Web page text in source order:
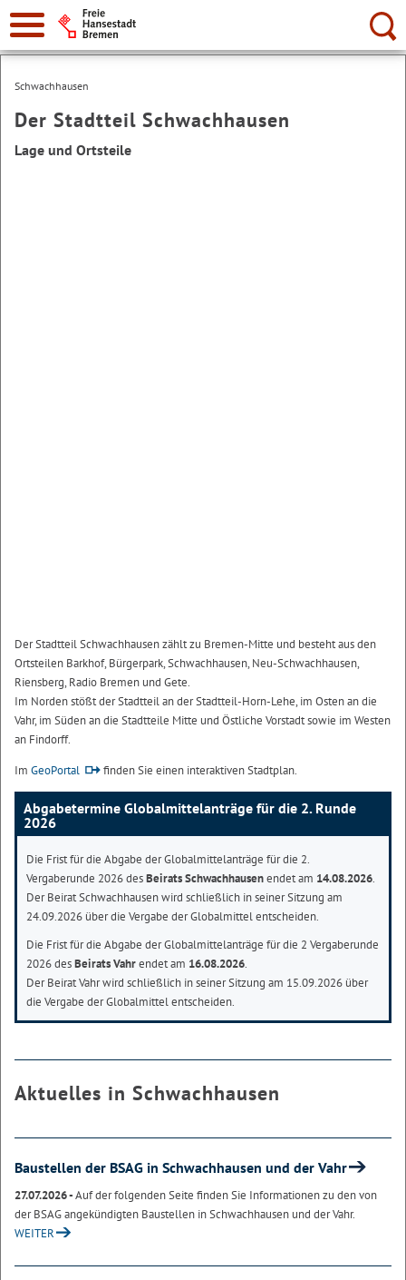
Suche:
Schwachhausen
Der Stadtteil Schwachhausen
Lage und Ortsteile
Der Stadtteil Schwachhausen zählt zu Bremen-Mitte und besteht aus den
Ortsteilen Barkhof, Bürgerpark, Schwachhausen, Neu-Schwachhausen,
Riensberg, Radio Bremen und Gete.
Im Norden stößt der Stadtteil an der Stadtteil-Horn-Lehe, im Osten an die
Vahr, im Süden an die Stadtteile Mitte und Östliche Vorstadt sowie im Westen
an Findorff.
Im GeoPortal finden Sie einen interaktiven Stadtplan.
Abgabetermine Globalmittelanträge für die 2. Runde
2026
Die Frist für die Abgabe der Globalmittelanträge für die 2.
Vergaberunde 2026 desBeirats Schwachhausenendet am 14.08.2026.
Der Beirat Schwachhausen wird schließlich in seiner Sitzung am
24.09.2026 über die Vergabe der Globalmittel entscheiden.
Die Frist für die Abgabe der Globalmittelanträge für die 2 Vergaberunde
2026 desBeirats Vahrendet am 16.08.2026.
Der Beirat Vahr wird schließlich in seiner Sitzung am 15.09.2026 über
die Vergabe der Globalmittel entscheiden.
Aktuelles in Schwachhausen
Baustellen der BSAG in Schwachhausen und der Vahr
27.07.2026 -Auf der folgenden Seite finden Sie Informationen zu den von
der BSAG angekündigten Baustellen in Schwachhausen und der Vahr.
WEITER